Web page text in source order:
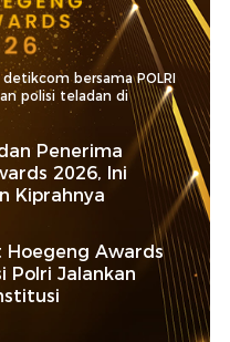
bersama POLRI
polisi teladan di
Penerima
2026, Ini
Kiprahnya
Hoegeng Awards
Polri Jalankan